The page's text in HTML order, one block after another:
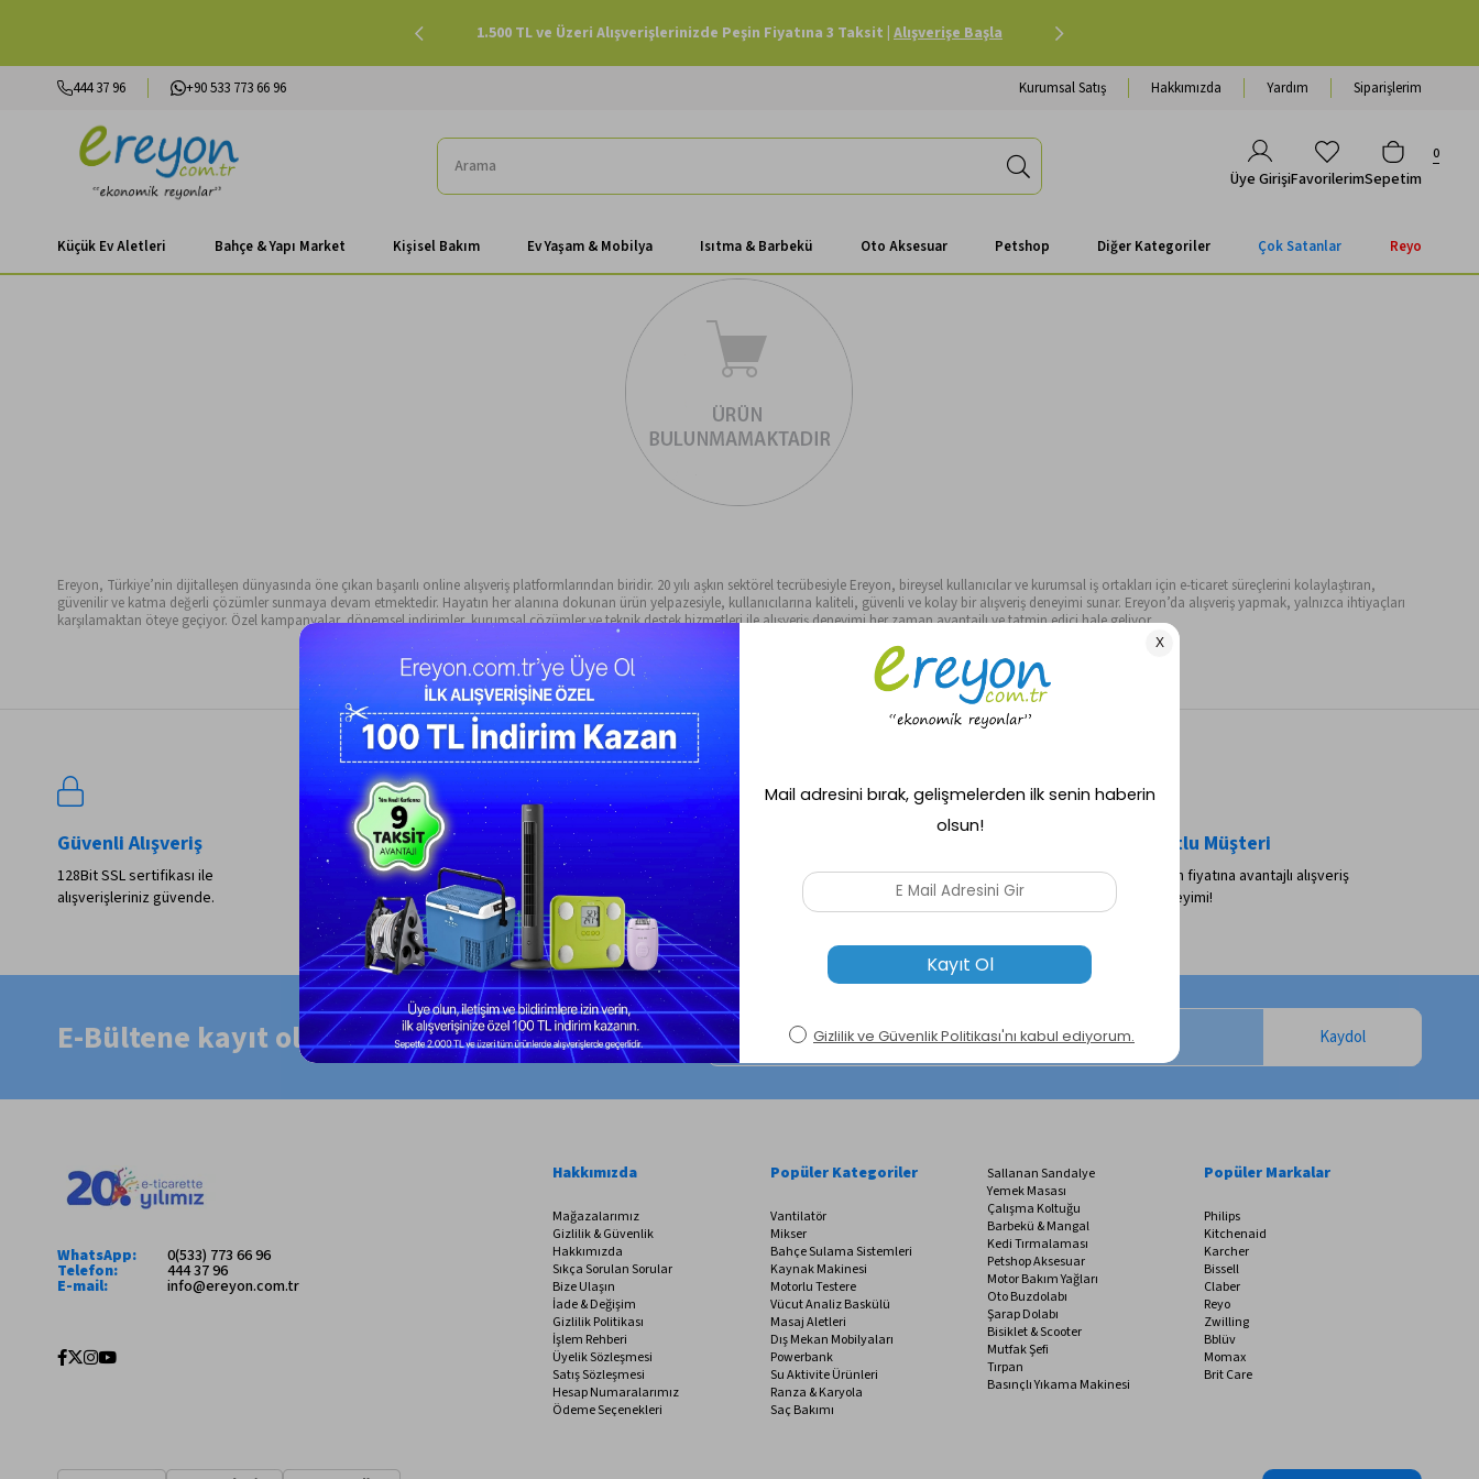
1.500 TL ve Üzeri Alışverişlerinizde Peşin Fiyatına 3 Taksit | Alışverişe Başla
444 37 96 +90 533 773 66 96 Kurumsal Satış Hakkımızda Yardım Siparişlerim
Üye GirişiFavorilerimSepetim
0
Küçük Ev Aletleri Bahçe & Yapı Market Kişisel Bakım Ev Yaşam & Mobilya Isıtma & Barbekü Oto Aksesuar Petshop Diğer Kategoriler Çok Satanlar Reyo
Ereyon, Türkiye’nin dijitalleşen dünyasında öne çıkan başarılı online alışveriş platformlarından biridir. 20 yılı aşkın sektörel tecrübesiyle Ereyon, bireysel kullanıcılar ve kurumsal iş ortakları için e-ticaret süreçlerini kolaylaştıran,
güvenilir ve katma değerli çözümler sunmaya devam etmektedir. Hayatın her alanına dokunan ürün yelpazesiyle, kullanıcılarına kaliteli, güvenli ve kolay bir alışveriş deneyimi sunar. Ereyon’da alışveriş yapmak, yalnızca ihtiyaçları
karşılamaktan öteye geçiyor. Özel kampanyalar, dönemsel indirimler, kurumsal çözümler ve teknik destek hizmetleri ile alışveriş deneyimi her zaman avantajlı ve tatmin edici hale geliyor.
Güvenli Alışveriş
128Bit SSL sertifikası ile
alışverişleriniz güvende.
Kolay İade
Tüm alışverişlerinizde 14 gün içinde
iade ve değişim garantisi.
Hızlı Teslimat
Seçili ürünlerde aynı gün kargo
fırsatı!
Kredi Kartına Taksit
Peşin fiyatına avantajlı alışveriş
deneyimi!
Mutlu Müşteri
Peşin fiyatına avantajlı alışveriş
deneyimi!
E-Bültene kayıt ol, size özel fırsatları kaçırma! Kaydol
WhatsApp: 0(533) 773 66 96
Telefon: 444 37 96
E-mail: info@ereyon.com.tr
Hakkımızda
Mağazalarımız
Gizlilik & Güvenlik
Hakkımızda
Sıkça Sorulan Sorular
Bize Ulaşın
İade & Değişim
Gizlilik Politikası
İşlem Rehberi
Üyelik Sözleşmesi
Satış Sözleşmesi
Hesap Numaralarımız
Ödeme Seçenekleri
Popüler Kategoriler
Vantilatör
Mikser
Bahçe Sulama Sistemleri
Kaynak Makinesi
Motorlu Testere
Vücut Analiz Baskülü
Masaj Aletleri
Dış Mekan Mobilyaları
Powerbank
Su Aktivite Ürünleri
Ranza & Karyola
Saç Bakımı
Sallanan Sandalye
Yemek Masası
Çalışma Koltuğu
Barbekü & Mangal
Kedi Tırmalaması
Petshop Aksesuar
Motor Bakım Yağları
Oto Buzdolabı
Şarap Dolabı
Bisiklet & Scooter
Mutfak Şefi
Tırpan
Basınçlı Yıkama Makinesi
Popüler Markalar
Philips
Kitchenaid
Karcher
Bissell
Claber
Reyo
Zwilling
Bblüv
Momax
Brit Care